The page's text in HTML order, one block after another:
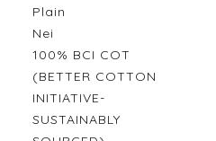
Plain
Nei
100% BCI COT
(BETTER COTTON
INITIATIVE-
SUSTAINABLY